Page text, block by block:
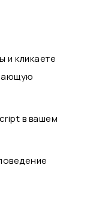
и кликаете
в вашем